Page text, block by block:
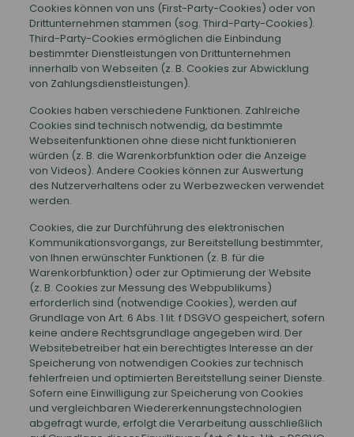
Cookies können von uns (First-Party-Cookies) oder von
Drittunternehmen stammen (sog. Third-Party-Cookies).
Third-Party-Cookies ermöglichen die Einbindung
bestimmter Dienstleistungen von Drittunternehmen
innerhalb von Webseiten (z. B. Cookies zur Abwicklung
von Zahlungsdienstleistungen).
Cookies haben verschiedene Funktionen. Zahlreiche
Cookies sind technisch notwendig, da bestimmte
Webseitenfunktionen ohne diese nicht funktionieren
würden (z. B. die Warenkorbfunktion oder die Anzeige
von Videos). Andere Cookies können zur Auswertung
des Nutzerverhaltens oder zu Werbezwecken verwendet
werden.
Cookies, die zur Durchführung des elektronischen
Kommunikationsvorgangs, zur Bereitstellung bestimmter,
von Ihnen erwünschter Funktionen (z. B. für die
Warenkorbfunktion) oder zur Optimierung der Website
(z. B. Cookies zur Messung des Webpublikums)
erforderlich sind (notwendige Cookies), werden auf
Grundlage von Art. 6 Abs. 1 lit. f DSGVO gespeichert, sofern
keine andere Rechtsgrundlage angegeben wird. Der
Websitebetreiber hat ein berechtigtes Interesse an der
Speicherung von notwendigen Cookies zur technisch
fehlerfreien und optimierten Bereitstellung seiner Dienste.
Sofern eine Einwilligung zur Speicherung von Cookies
und vergleichbaren Wiedererkennungstechnologien
abgefragt wurde, erfolgt die Verarbeitung ausschließlich